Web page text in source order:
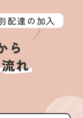
配達の加入
ら
れ